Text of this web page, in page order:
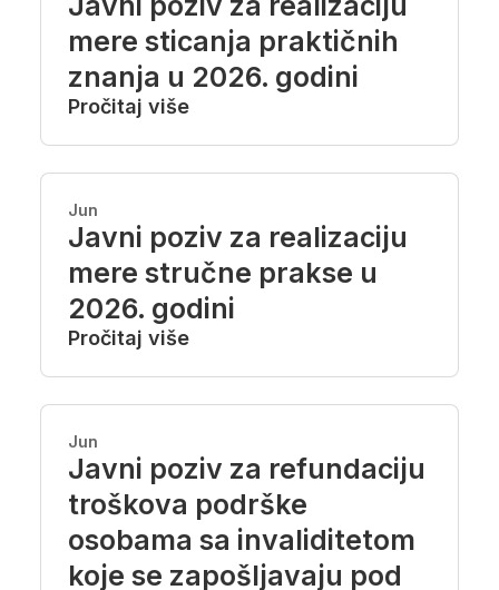
mere sticanja praktičnih
znanja u 2026. godini
Pročitaj više
Jun
Javni poziv za realizaciju
mere stručne prakse u
2026. godini
Pročitaj više
Jun
Javni poziv za refundaciju
troškova podrške
osobama sa invaliditetom
koje se zapošljavaju pod